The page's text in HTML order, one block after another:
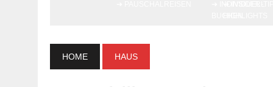
HOME HAUS